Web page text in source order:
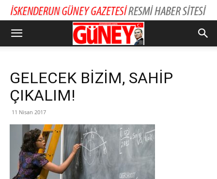
GELECEK BİZİM, SAHİP
ÇIKALIM!
11 Nisan 2017